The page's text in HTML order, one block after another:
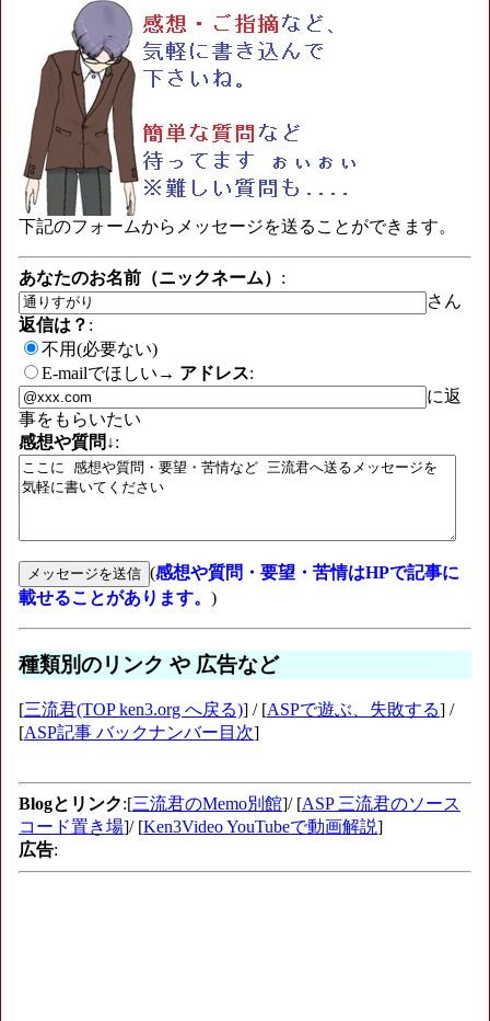
下記のフォームからメッセージを送ることができます。
あなたのお名前（ニックネーム） :
さん
返信は？ :
不用(必要ない)
E-mailでほしい→ アドレス:
に返
事をもらいたい
感想や質問↓:
(感想や質問・要望・苦情はHPで記事に
載せることがあります。 )
種類別のリンク や 広告など
[三流君(TOP ken3.org へ戻る)] / [ASPで遊ぶ、失敗する] /
[ASP記事 バックナンバー目次]
Blogとリンク:[三流君のMemo別館]/ [ASP 三流君のソース
コード置き場]/ [Ken3Video YouTubeで動画解説]
広告: